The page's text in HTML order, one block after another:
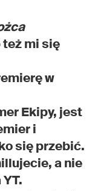
też mi się
w
Ekipy, jest
i
się przebić.
a nie